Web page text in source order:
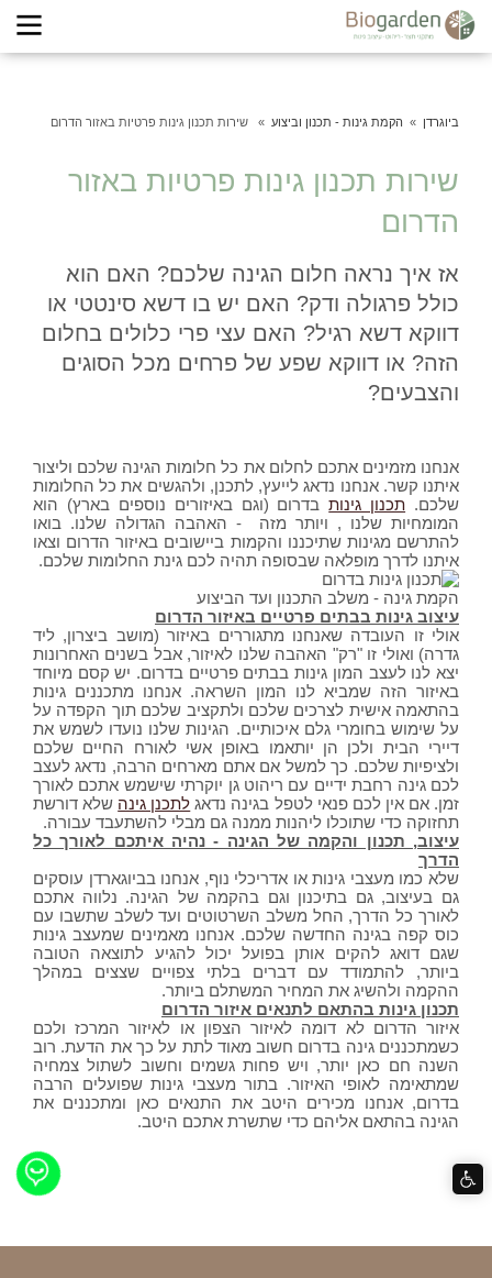
ביוגרדן הקמת גינות - תכנון וביצוע שירות תכנון גינות פרטיות באזור הדרום
שירות תכנון גינות פרטיות באזור
הדרום
אז איך נראה חלום הגינה שלכם? האם הוא
כולל פרגולה ודק? האם יש בו דשא סינטטי או
דווקא דשא רגיל? האם עצי פרי כלולים בחלום
הזה? או דווקא שפע של פרחים מכל הסוגים
והצבעים?
אנחנו מזמינים אתכם לחלום את כל חלומות הגינה שלכם וליצור
איתנו קשר. אנחנו נדאג לייעץ, לתכנן, ולהגשים את כל החלומות
שלכם. תכנון גינותבדרום (וגם באיזורים נוספים בארץ) הוא
המומחיות שלנו , ויותר מזה - האהבה הגדולה שלנו. בואו
להתרשם מגינות שתיכננו והקמות ביישובים באיזור הדרום וצאו
איתנו לדרך מופלאה שבסופה תהיה לכם גינת החלומות שלכם.
הקמת גינה - משלב התכנון ועד הביצוע
עיצוב גינות בבתים פרטיים באיזור הדרום
אולי זו העובדה שאנחנו מתגוררים באיזור (מושב ביצרון, ליד
גדרה) ואולי זו "רק" האהבה שלנו לאיזור, אבל בשנים האחרונות
יצא לנו לעצב המון גינות בבתים פרטיים בדרום. יש קסם מיוחד
באיזור הזה שמביא לנו המון השראה. אנחנו מתכננים גינות
בהתאמה אישית לצרכים שלכם ולתקציב שלכם תוך הקפדה על
על שימוש בחומרי גלם איכותיים. הגינות שלנו נועדו לשמש את
דיירי הבית ולכן הן יותאמו באופן אשי לאורח החיים שלכם
ולציפיות שלכם. כך למשל אם אתם מארחים הרבה, נדאג לעצב
לכם גינה רחבת ידיים עם ריהוט גן יוקרתי שישמש אתכם לאורך
זמן. אם אין לכם פנאי לטפל בגינה נדאג לתכנן גינה שלא דורשת
תחזוקה כדי שתוכלו ליהנות ממנה גם מבלי להשתעבד עבורה.
עיצוב, תכנון והקמה של הגינה - נהיה איתכם לאורך כל
הדרך
שלא כמו מעצבי גינות או אדריכלי נוף, אנחנו בביוגארדן עוסקים
גם בעיצוב, גם בתיכנון וגם בהקמה של הגינה. נלווה אתכם
לאורך כל הדרך, החל משלב השרטוטים ועד לשלב שתשבו עם
כוס קפה בגינה החדשה שלכם. אנחנו מאמינים שמעצב גינות
שגם דואג להקים אותן בפועל יכול להגיע לתוצאה הטובה
ביותר, להתמודד עם דברים בלתי צפויים שצצים במהלך
ההקמה ולהשיג את המחיר המשתלם ביותר.
תכנון גינות בהתאם לתנאים איזור הדרום
איזור הדרום לא דומה לאיזור הצפון או לאיזור המרכז ולכם
כשמתכננים גינה בדרום חשוב מאוד לתת על כך את הדעת. רוב
השנה חם כאן יותר, ויש פחות גשמים וחשוב לשתול צמחיה
שמתאימה לאופי האיזור. בתור מעצבי גינות שפועלים הרבה
בדרום, אנחנו מכירים היטב את התנאים כאן ומתכננים את
הגינה בהתאם אליהם כדי שתשרת אתכם היטב.